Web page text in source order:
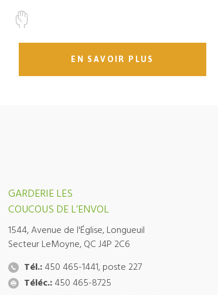
EN SAVOIR PLUS
GARDERIE LES
COUCOUS DE L’ENVOL
1544, Avenue de l'Église, Longueuil
Secteur LeMoyne, QC J4P 2C6
Tél.:450 465-1441, poste 227
Téléc.:450 465-8725